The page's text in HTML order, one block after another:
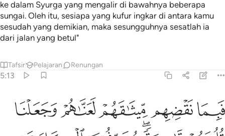
ke dalam Syurga yang mengalir di bawahnya beberapa
sungai. Oleh itu, sesiapa yang kufur ingkar di antara kamu
sesudah yang demikian, maka sesungguhnya sesatlah ia
dari jalan yang betul"
Tafsir Pelajaran Renungan
5:13
فبما نقضهم ميثاقهم لعناهم وجعلنا قلوبهم قاسية يحرفون الكلم عن
فَبِمَا نَقْضِهِم مِّيثَـٰقَهُمْ لَعَنَّـٰهُمْ وَجَعَلْنَا قُلُوبَهُمْ قَـٰسِيَةًۭ
ﲕﲖﲗﲘﲙ